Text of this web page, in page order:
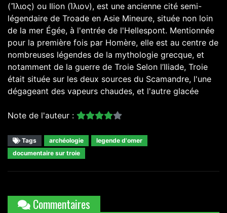
(Ἴλιος) ou Ilion (Ίλιον), est une ancienne cité semi-
légendaire de Troade en Asie Mineure, située non loin
de la mer Égée, à l'entrée de l'Hellespont. Mentionnée
pour la première fois par Homère, elle est au centre de
nombreuses légendes de la mythologie grecque, et
notamment de la guerre de Troie Selon l’Iliade, Troie
était située sur les deux sources du Scamandre, l'une
dégageant des vapeurs chaudes, et l'autre glacée
Note de l'auteur :
Tags archéologie
legende d'omer
documentaire sur troie
Commentaires